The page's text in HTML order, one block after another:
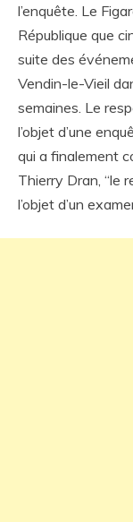
l’enquête. Le
République que
suite des
Vendin-le-Vieil
semaines. Le
l’objet d’une
qui a finalement
Thierry Dran, “le
l’objet d’un